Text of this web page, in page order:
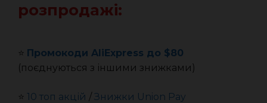
розпродажі:
⭐️ Промокоди AliExpress до $80
(поєднуються з іншими знижками)
⭐️ 10 топ акцій / Знижки Union Pay